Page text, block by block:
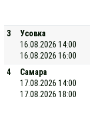
3
Усовка
16.08.2026 14:00
16.08.2026 16:00
4
Самара
17.08.2026 14:00
17.08.2026 18:00